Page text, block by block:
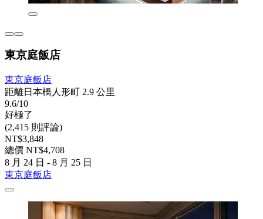
東京庭飯店
東京庭飯店
距離日本橋人形町 2.9 公里
9.6/10
好極了
(2,415 則評論)
NT$3,848
總價 NT$4,708
8 月 24 日 - 8 月 25 日
東京庭飯店